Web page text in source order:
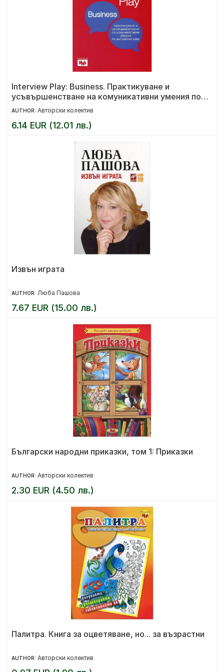
Interview Play: Business. Практикуване и
усъвършенстване на комуникативни умения по
английски език
AUTHOR: Авторски колектив
6.14 EUR (12.01 лв.)
Извън играта
AUTHOR: Люба Пашова
7.67 EUR (15.00 лв.)
Български народни приказки, том 1: Приказки
AUTHOR: Авторски колектив
2.30 EUR (4.50 лв.)
Палитра. Книга за оцветяване, но... за възрастни
AUTHOR: Авторски колектив